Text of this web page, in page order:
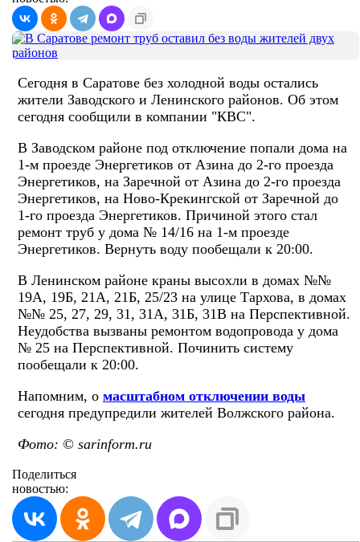
Сегодня в Саратове без холодной воды остались
жители Заводского и Ленинского районов. Об этом
сегодня сообщили в компании "КВС".
В Заводском районе под отключение попали дома на
1-м проезде Энергетиков от Азина до 2-го проезда
Энергетиков, на Заречной от Азина до 2-го проезда
Энергетиков, на Ново-Крекингской от Заречной до
1-го проезда Энергетиков. Причиной этого стал
ремонт труб у дома № 14/16 на 1-м проезде
Энергетиков. Вернуть воду пообещали к 20:00.
В Ленинском районе краны высохли в домах №№
19А, 19Б, 21А, 21Б, 25/23 на улице Тархова, в домах
№№ 25, 27, 29, 31, 31А, 31Б, 31В на Перспективной.
Неудобства вызваны ремонтом водопровода у дома
№ 25 на Перспективной. Починить систему
пообещали к 20:00.
Напомним, о масштабном отключении воды
сегодня предупредили жителей Волжского района.
Фото: © sarinform.ru
Поделиться
новостью: